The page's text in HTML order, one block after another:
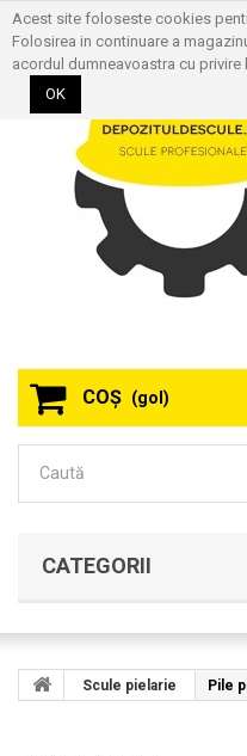
COŞ (gol)
CATEGORII
Scule pielarie Pile
Acest site foloseste cookies
Folosirea in continuare a
acordul dumneavoastra cu
OK